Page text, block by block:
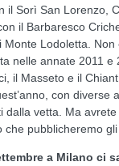
il Sorì San Lorenzo,
il Barbaresco
Monte Lodoletta. Non
nelle annate 2011 e
il Masseto e il
con diverse
dalla vetta. Ma
pubblicheremo gli
a Milano ci